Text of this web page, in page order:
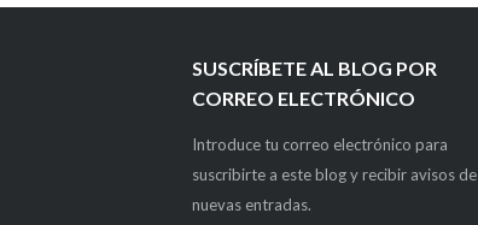
SUSCRÍBETE AL BLOG POR
CORREO ELECTRÓNICO
Introduce tu correo electrónico para
suscribirte a este blog y recibir avisos de
nuevas entradas.